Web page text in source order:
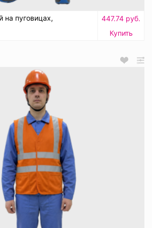
на пуговицах,
447.74 руб.
Купить